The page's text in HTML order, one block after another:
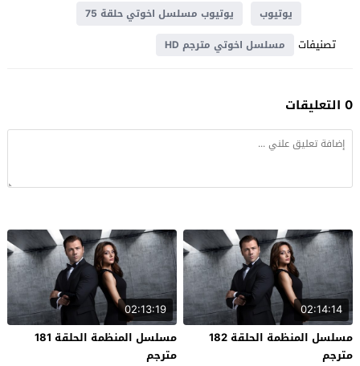
يوتيوب
يوتيوب مسلسل اخوتي حلقة 75
تصنيفات مسلسل اخوتي مترجم HD
0 التعليقات
02:14:14
مسلسل المنظمة الحلقة 182
مترجم
02:13:19
مسلسل المنظمة الحلقة 181
مترجم